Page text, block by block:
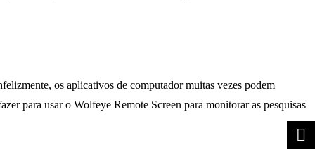
os aplicativos de computador muitas vezes podem
para usar o Wolfeye Remote Screen para monitorar as pesquisas